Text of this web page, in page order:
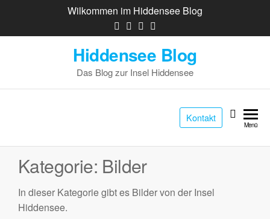
Wilkommen im Hiddensee Blog
Hiddensee Blog
Das Blog zur Insel Hiddensee
Kontakt
Menü
Kategorie: Bilder
In dieser Kategorie gibt es Bilder von der Insel
Hiddensee.